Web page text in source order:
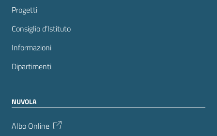
Progetti
Consiglio d’Istituto
Informazioni
Dipartimenti
NUVOLA
Albo Online